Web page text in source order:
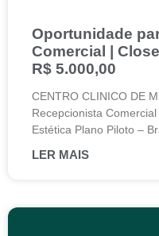
Oportunidade
Comercial |
R$ 5.000,00
CENTRO CLINICO DE
Recepcionista
Estética Plano Piloto –
LER MAIS